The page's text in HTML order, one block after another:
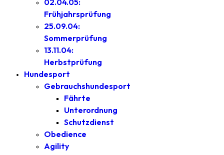
02.04.05:
Frühjahrsprüfung
25.09.04:
Sommerprüfung
13.11.04:
Herbstprüfung
Hundesport
Gebrauchshundesport
Fährte
Unterordnung
Schutzdienst
Obedience
Agility